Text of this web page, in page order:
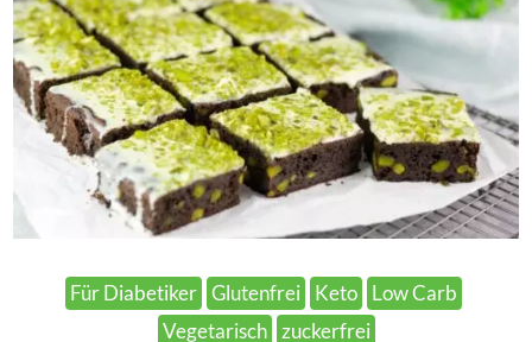
Für Diabetiker Glutenfrei Keto
Low Carb
Vegetarisch zuckerfrei